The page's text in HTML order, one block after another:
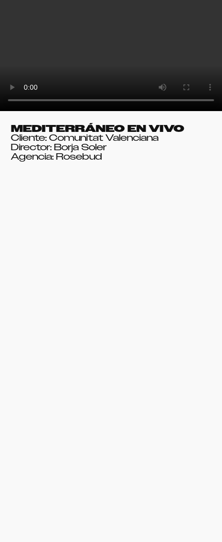
MEDITERRÁNEO EN VIVO
Cliente: Comunitat Valenciana
Director: Borja Soler
Agencia: Rosebud